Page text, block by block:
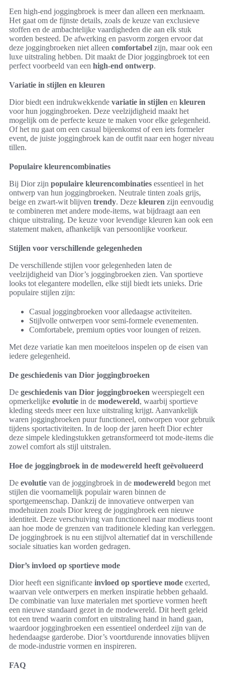
Een high-end joggingbroek is meer dan alleen een merknaam.
Het gaat om de fijnste details, zoals de keuze van exclusieve
stoffen en de ambachtelijke vaardigheden die aan elk stuk
worden besteed. De afwerking en pasvorm zorgen ervoor dat
deze joggingbroeken niet alleen comfortabel zijn, maar ook een
luxe uitstraling hebben. Dit maakt de Dior joggingbroek tot een
perfect voorbeeld van een high-end ontwerp.
Variatie in stijlen en kleuren
Dior biedt een indrukwekkende variatie in stijlen en kleuren
voor hun joggingbroeken. Deze veelzijdigheid maakt het
mogelijk om de perfecte keuze te maken voor elke gelegenheid.
Of het nu gaat om een casual bijeenkomst of een iets formeler
event, de juiste joggingbroek kan de outfit naar een hoger niveau
tillen.
Populaire kleurencombinaties
Bij Dior zijn populaire kleurencombinaties essentieel in het
ontwerp van hun joggingbroeken. Neutrale tinten zoals grijs,
beige en zwart-wit blijven trendy. Deze kleuren zijn eenvoudig
te combineren met andere mode-items, wat bijdraagt aan een
chique uitstraling. De keuze voor levendige kleuren kan ook een
statement maken, afhankelijk van persoonlijke voorkeur.
Stijlen voor verschillende gelegenheden
De verschillende stijlen voor gelegenheden laten de
veelzijdigheid van Dior’s joggingbroeken zien. Van sportieve
looks tot elegantere modellen, elke stijl biedt iets unieks. Drie
populaire stijlen zijn:
Casual joggingbroeken voor alledaagse activiteiten.
Stijlvolle ontwerpen voor semi-formele evenementen.
Comfortabele, premium opties voor loungen of reizen.
Met deze variatie kan men moeiteloos inspelen op de eisen van
iedere gelegenheid.
De geschiedenis van Dior joggingbroeken
De geschiedenis van Dior joggingbroeken weerspiegelt een
opmerkelijke evolutie in de modewereld, waarbij sportieve
kleding steeds meer een luxe uitstraling krijgt. Aanvankelijk
waren joggingbroeken puur functioneel, ontworpen voor gebruik
tijdens sportactiviteiten. In de loop der jaren heeft Dior echter
deze simpele kledingstukken getransformeerd tot mode-items die
zowel comfort als stijl uitstralen.
Hoe de joggingbroek in de modewereld heeft geëvolueerd
De evolutie van de joggingbroek in de modewereld begon met
stijlen die voornamelijk populair waren binnen de
sportgemeenschap. Dankzij de innovatieve ontwerpen van
modehuizen zoals Dior kreeg de joggingbroek een nieuwe
identiteit. Deze verschuiving van functioneel naar modieus toont
aan hoe mode de grenzen van traditionele kleding kan verleggen.
De joggingbroek is nu een stijlvol alternatief dat in verschillende
sociale situaties kan worden gedragen.
Dior’s invloed op sportieve mode
Dior heeft een significante invloed op sportieve mode exerted,
waarvan vele ontwerpers en merken inspiratie hebben gehaald.
De combinatie van luxe materialen met sportieve vormen heeft
een nieuwe standaard gezet in de modewereld. Dit heeft geleid
tot een trend waarin comfort en uitstraling hand in hand gaan,
waardoor joggingbroeken een essentieel onderdeel zijn van de
hedendaagse garderobe. Dior’s voortdurende innovaties blijven
de mode-industrie vormen en inspireren.
FAQ